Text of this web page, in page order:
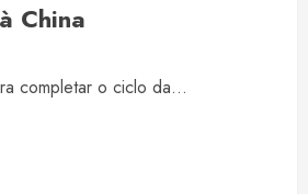
China
completar o ciclo da...